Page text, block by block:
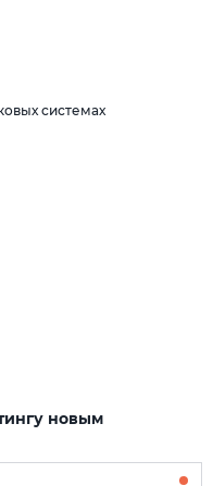
системах
новым